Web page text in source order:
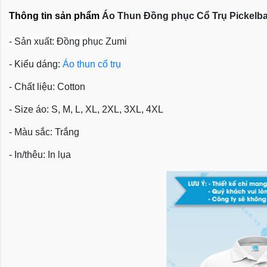
Thông tin sản phẩm Áo Thun Đồng phục Cổ Trụ
- Sản xuất: Đồng phục Zumi
- Kiểu dáng: Áo thun cổ trụ
- Chất liệu: Cotton
- Size áo: S, M, L, XL, 2XL, 3XL, 4XL
- Màu sắc: Trắng
- In/thêu: In lụa